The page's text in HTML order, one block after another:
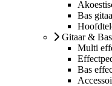
Bas
Gitaar &
Multi
Bas